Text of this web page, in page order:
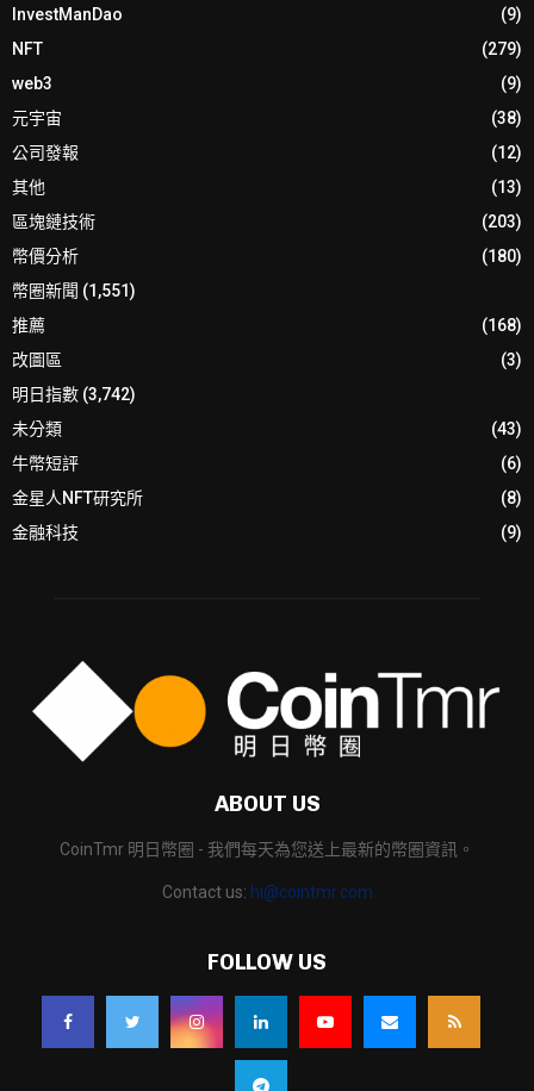
InvestManDao
(9)
NFT
(279)
web3
(9)
元宇宙
(38)
公司發報
(12)
其他
(13)
區塊鏈技術
(203)
幣價分析
(180)
幣圈新聞 (1,551)
推薦
(168)
改圖區
(3)
明日指數 (3,742)
未分類
(43)
牛幣短評
(6)
金星人NFT研究所
(8)
金融科技
(9)
ABOUT US
CoinTmr 明日幣圈 - 我們每天為您送上最新的幣圈資訊。
Contact us: hi@cointmr.com
FOLLOW US